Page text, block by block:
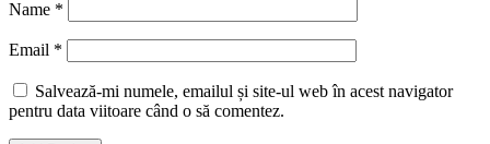
Name *
Email *
Salvează-mi numele, emailul și site-ul web în acest navigator
pentru data viitoare când o să comentez.